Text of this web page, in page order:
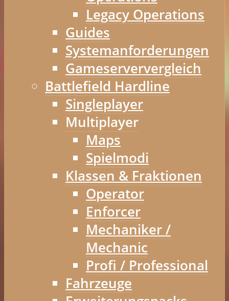
Legacy Operations
Guides
Systemanforderungen
Gameserververgleich
Battlefield Hardline
Singleplayer
Multiplayer
Maps
Spielmodi
Klassen & Fraktionen
Operator
Enforcer
Mechaniker /
Mechanic
Profi / Professional
Fahrzeuge